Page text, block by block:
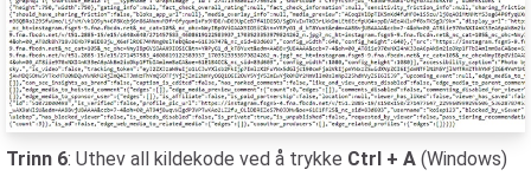
Trinn 6: Uthev all kildekode ved å trykke Ctrl + A (Windows)